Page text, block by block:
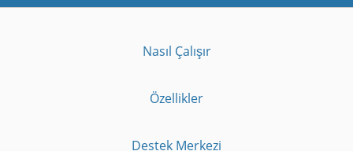
Nasıl Çalışır
Özellikler
Destek Merkezi